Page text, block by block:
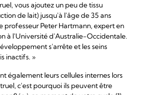
vous ajoutez un peu de tissu
de lait) jusqu'à l'âge de 35 ans
professeur Peter Hartmann, expert en
à l'Université d'Australie-Occidentale.
s'arrête et les seins
inactifs. »
également leurs cellules internes lors
c'est pourquoi ils peuvent être